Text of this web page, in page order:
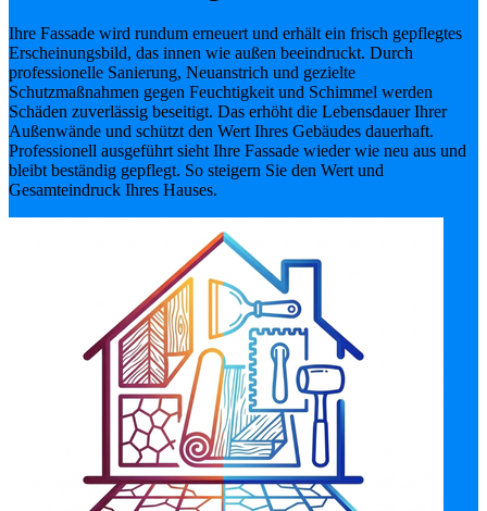
Ihre Fassade wird rundum erneuert und erhält ein frisch gepflegtes
Erscheinungsbild, das innen wie außen beeindruckt. Durch
professionelle Sanierung, Neuanstrich und gezielte
Schutzmaßnahmen gegen Feuchtigkeit und Schimmel werden
Schäden zuverlässig beseitigt. Das erhöht die Lebensdauer Ihrer
Außenwände und schützt den Wert Ihres Gebäudes dauerhaft.
Professionell ausgeführt sieht Ihre Fassade wieder wie neu aus und
bleibt beständig gepflegt. So steigern Sie den Wert und
Gesamteindruck Ihres Hauses.